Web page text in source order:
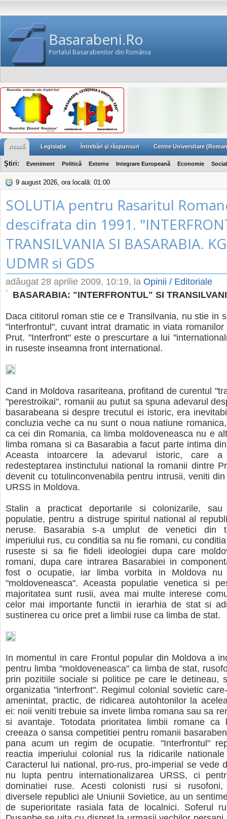
Basarabeni.Ro
Portalul Basarabenilor din România
Acasă Legislaţie Întrebări şi răspunsuri Centre Universitare
Ştiri: Eveniment Politică Externe Integrare Europeană Economie Social
9 august 2026, ora locală: 01:00
SOLUTIA pentru Rasaritul
descifrata din 1991.
TRANSILVANIA SI BASARABIA.
UDMR si GDS
adăugat 28 aprilie 2009, 10:19, la Opinii / Editoriale
BASARABIA: "INTERFRONTUL" SI
Daca cititorul roman stie ce e Transilvania, nu stie in
"interfrontul", cuvant intrat dramatic in viata
Prut. "Interfront" este o prescurtare a lui
in ruseste inseamna front international.
Cand in Moldova rasariteana, profitand de curentul
"perestroikai", romanii au putut sa spuna adevarul
basarabeana si despre trecutul ei istoric, era
concluzia veche ca nu sunt o noua natiune
ca cei din Romania, ca limba moldoveneasca nu e
limba romana si ca Basarabia a facut parte intima
Aceasta intoarcere la adevarul istoric, care
redesteptarea instinctului national la romanii dintre
devenit cu totulinconvenabila pentru intrusii, veniti
URSS in Moldova.
Stalin a practicat deportarile si colonizarile, sau
populatie, pentru a distruge spiritul national al
neruse. Basarabia s-a umplut de venetici din
imperiului rus, cu conditia sa nu fie romani, cu
ruseste si sa fie fideli ideologiei dupa care
romani, dupa care intrarea Basarabiei in
fost o ocupatie, iar limba vorbita in Moldova
"moldoveneasca". Aceasta populatie venetica si
majoritatea sunt rusii, avea mai multe interese
celor mai importante functii in ierarhia de stat si
sustinerea cu orice pret a limbii ruse ca limba de stat.
In momentul in care Frontul popular din Moldova a
pentru limba "moldoveneasca" ca limba de stat,
prin pozitiile sociale si politice pe care le detineau,
organizatia "interfront". Regimul colonial sovietic
amenintat, practic, de ridicarea autohtonilor la
ei: noii veniti trebuie sa invete limba romana sau sa
si avantaje. Totodata prioritatea limbii romane ca
creeaza o sansa competitiei pentru romanii
pana acum un regim de ocupatie. "Interfrontul"
reactia imperiului colonial rus la ridicarile
Caracterul lui national, pro-rus, pro-imperial se vede
nu lupta pentru internationalizarea URSS, ci
dominatiei ruse. Acesti colonisti rusi si
diversele republici ale Uniunii Sovietice, au un
de superioritate rasiala fata de localnici. Soferul